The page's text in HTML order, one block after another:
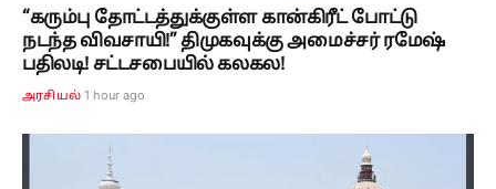
“கரும்பு தோட்டத்துக்குள்ள கான்கிரீட் போட்டு
நடந்த விவசாயி!” திமுகவுக்கு அமைச்சர் ரமேஷ்
பதிலடி! சட்டசபையில் கலகல!
அரசியல் 1 hour ago